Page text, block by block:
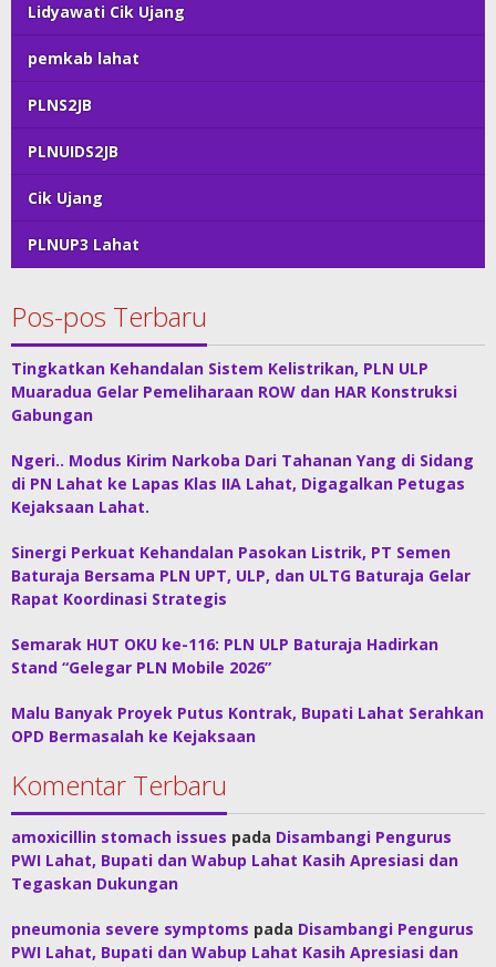
Lidyawati Cik Ujang
pemkab lahat
PLNS2JB
PLNUIDS2JB
Cik Ujang
PLNUP3 Lahat
Pos-pos Terbaru
Tingkatkan Kehandalan Sistem Kelistrikan, PLN ULP
Muaradua Gelar Pemeliharaan ROW dan HAR Konstruksi
Gabungan
Ngeri.. Modus Kirim Narkoba Dari Tahanan Yang di Sidang
di PN Lahat ke Lapas Klas IIA Lahat, Digagalkan Petugas
Kejaksaan Lahat.
Sinergi Perkuat Kehandalan Pasokan Listrik, PT Semen
Baturaja Bersama PLN UPT, ULP, dan ULTG Baturaja Gelar
Rapat Koordinasi Strategis
Semarak HUT OKU ke-116: PLN ULP Baturaja Hadirkan
Stand “Gelegar PLN Mobile 2026”
Malu Banyak Proyek Putus Kontrak, Bupati Lahat Serahkan
OPD Bermasalah ke Kejaksaan
Komentar Terbaru
amoxicillin stomach issues pada Disambangi Pengurus
PWI Lahat, Bupati dan Wabup Lahat Kasih Apresiasi dan
Tegaskan Dukungan
pneumonia severe symptoms pada Disambangi Pengurus
PWI Lahat, Bupati dan Wabup Lahat Kasih Apresiasi dan